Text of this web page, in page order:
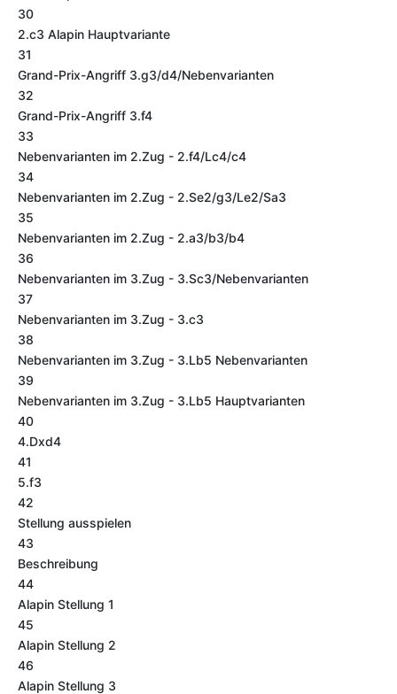
30
2.c3 Alapin Hauptvariante
31
Grand-Prix-Angriff 3.g3/d4/Nebenvarianten
32
Grand-Prix-Angriff 3.f4
33
Nebenvarianten im 2.Zug - 2.f4/Lc4/c4
34
Nebenvarianten im 2.Zug - 2.Se2/g3/Le2/Sa3
35
Nebenvarianten im 2.Zug - 2.a3/b3/b4
36
Nebenvarianten im 3.Zug - 3.Sc3/Nebenvarianten
37
Nebenvarianten im 3.Zug - 3.c3
38
Nebenvarianten im 3.Zug - 3.Lb5 Nebenvarianten
39
Nebenvarianten im 3.Zug - 3.Lb5 Hauptvarianten
40
4.Dxd4
41
5.f3
42
Stellung ausspielen
43
Beschreibung
44
Alapin Stellung 1
45
Alapin Stellung 2
46
Alapin Stellung 3